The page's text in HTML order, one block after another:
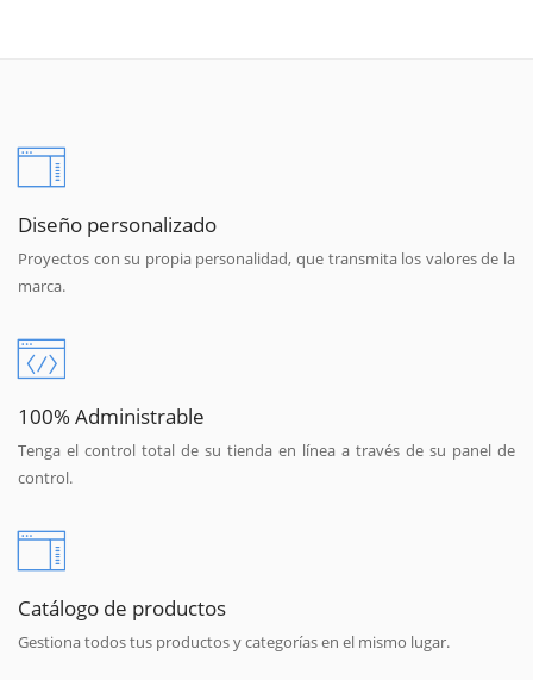
Diseño personalizado
Proyectos con su propia personalidad, que transmita los valores de la
marca.
100% Administrable
Tenga el control total de su tienda en línea a través de su panel de
control.
Catálogo de productos
Gestiona todos tus productos y categorías en el mismo lugar.